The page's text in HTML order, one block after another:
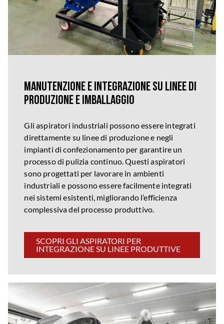
Manutenzione e integrazione su linee di
produzione e imballaggio
Gli aspiratori industriali possono essere integrati
direttamente su linee di produzione e negli
impianti di confezionamento per garantire un
processo di pulizia continuo. Questi aspiratori
sono progettati per lavorare in ambienti
industriali e possono essere facilmente integrati
nei sistemi esistenti, migliorando l’efficienza
complessiva del processo produttivo.
SCOPRI GLI ASPIRATORI PER
INTEGRAZIONE SU LINEE PRODUTTIVE